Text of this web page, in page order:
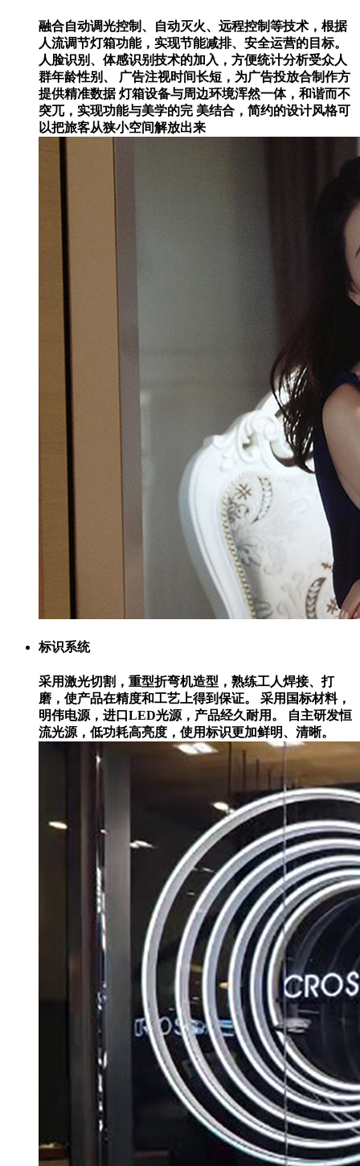
融合自动调光控制、自动灭火、远程控制等技术，根据
人流调节灯箱功能，实现节能减排、安全运营的目标。
人脸识别、体感识别技术的加入，方便统计分析受众人
群年龄性别、 广告注视时间长短，为广告投放合制作方
提供精准数据 灯箱设备与周边环境浑然一体，和谐而不
突兀，实现功能与美学的完 美结合，简约的设计风格可
以把旅客从狭小空间解放出来
标识系统
采用激光切割，重型折弯机造型，熟练工人焊接、打
磨，使产品在精度和工艺上得到保证。
采用国标材料，
明伟电源，进口LED光源，产品经久耐用。
自主研发恒
流光源，低功耗高亮度，使用标识更加鲜明、清晰。